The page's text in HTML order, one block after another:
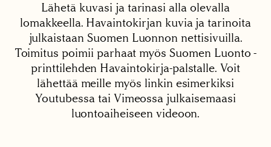
Lähetä kuvasi ja tarinasi alla olevalla
lomakkeella. Havaintokirjan kuvia ja tarinoita
julkaistaan Suomen Luonnon nettisivuilla.
Toimitus poimii parhaat myös Suomen Luonto -
printtilehden Havaintokirja-palstalle. Voit
lähettää meille myös linkin esimerkiksi
Youtubessa tai Vimeossa julkaisemaasi
luontoaiheiseen videoon.